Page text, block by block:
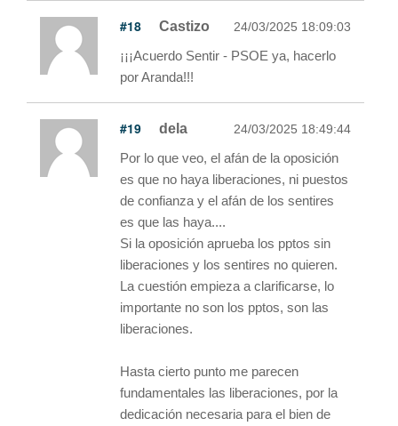
#18 Castizo 24/03/2025 18:09:03
¡¡¡Acuerdo Sentir - PSOE ya, hacerlo
por Aranda!!!
#19 dela 24/03/2025 18:49:44
Por lo que veo, el afán de la oposición
es que no haya liberaciones, ni puestos
de confianza y el afán de los sentires
es que las haya....
Si la oposición aprueba los pptos sin
liberaciones y los sentires no quieren.
La cuestión empieza a clarificarse, lo
importante no son los pptos, son las
liberaciones.
Hasta cierto punto me parecen
fundamentales las liberaciones, por la
dedicación necesaria para el bien de